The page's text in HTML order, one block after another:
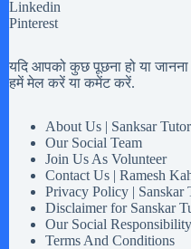
Linkedin
Pinterest
यदि आपको कुछ पूछना हो या
हमें मेल करें या कमेंट करें.
About Us | Sanksar
Our Social Team
Join Us As Volunteer
Contact Us | Ramesh
Privacy Policy | Sanskar
Disclaimer for Sanskar
Our Social Responsibility
Terms And Conditions